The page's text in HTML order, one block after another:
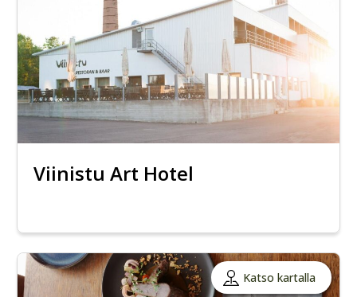
Viinistu Art Hotel
Katso kartalla